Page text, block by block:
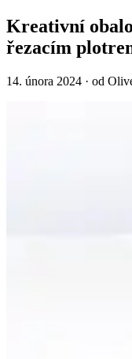
Kreativní
řezacím
14. února 2024 · od